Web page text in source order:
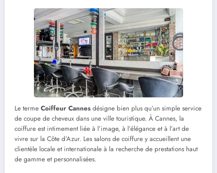
Le terme Coiffeur Cannes désigne bien plus qu’un simple service
de coupe de cheveux dans une ville touristique. À Cannes, la
coiffure est intimement liée à l’image, à l’élégance et à l’art de
vivre sur la Côte d’Azur. Les salons de coiffure y accueillent une
clientèle locale et internationale à la recherche de prestations haut
de gamme et personnalisées.